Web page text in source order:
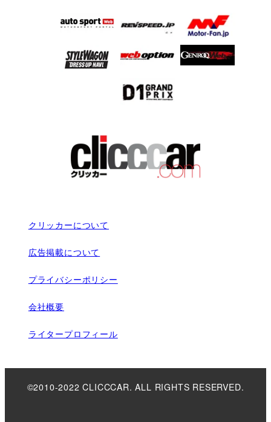
クリッカーについて
広告掲載について
プライバシーポリシー
会社概要
ライタープロフィール
©2010-2022 CLICCCAR. ALL RIGHTS RESERVED.